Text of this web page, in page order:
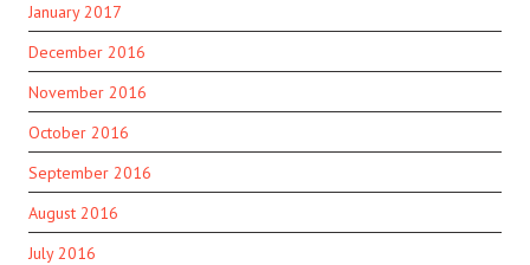
January 2017
December 2016
November 2016
October 2016
September 2016
August 2016
July 2016